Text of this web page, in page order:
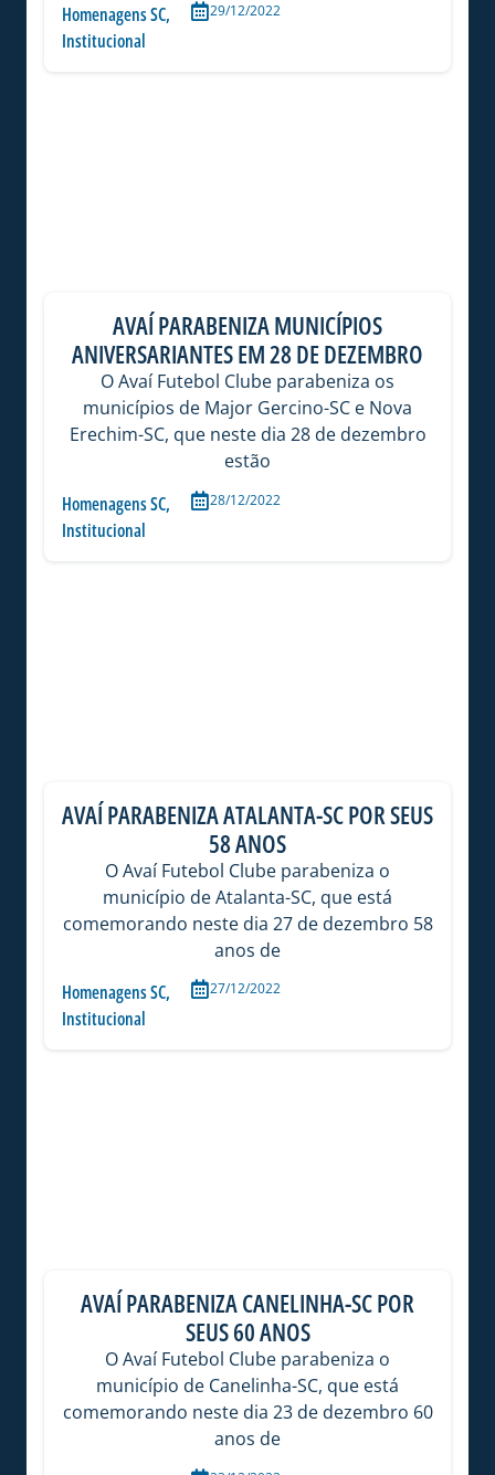
Homenagens SC,
Institucional
29/12/2022
AVAÍ PARABENIZA MUNICÍPIOS
ANIVERSARIANTES EM 28 DE DEZEMBRO
O Avaí Futebol Clube parabeniza os
municípios de Major Gercino-SC e Nova
Erechim-SC, que neste dia 28 de dezembro
estão
Homenagens SC,
Institucional
28/12/2022
AVAÍ PARABENIZA ATALANTA-SC POR SEUS
58 ANOS
O Avaí Futebol Clube parabeniza o
município de Atalanta-SC, que está
comemorando neste dia 27 de dezembro 58
anos de
Homenagens SC,
Institucional
27/12/2022
AVAÍ PARABENIZA CANELINHA-SC POR
SEUS 60 ANOS
O Avaí Futebol Clube parabeniza o
município de Canelinha-SC, que está
comemorando neste dia 23 de dezembro 60
anos de